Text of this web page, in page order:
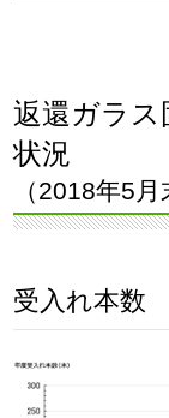
返還ガラス
状況
（2018年5月
受入れ本数